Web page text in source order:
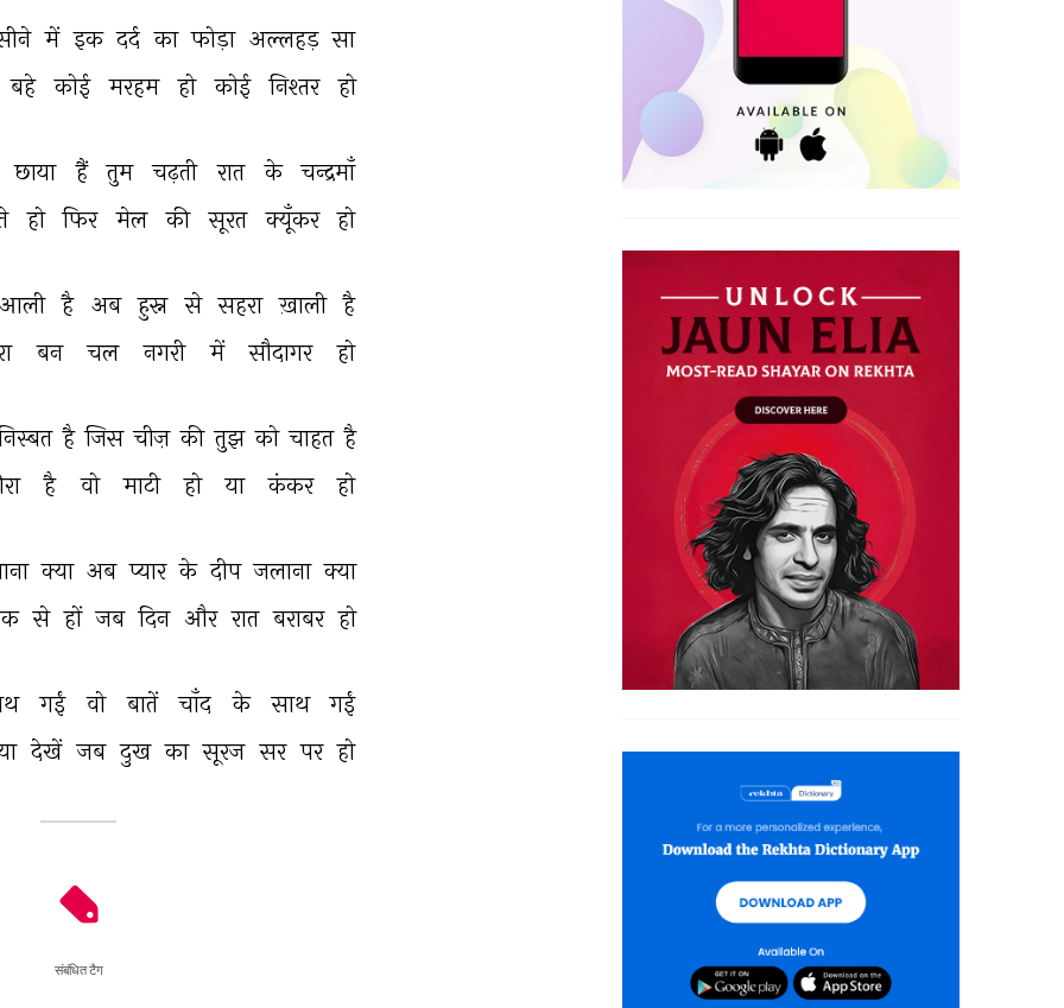
में इक दर्द का फोड़ा अल्लहड़ सा
बहे कोई मरहम हो कोई निश्तर हो
छाया हैं तुम चढ़ती रात के
चन्द्रमाँ
हो फिर मेल की सूरत क्यूँकर हो
है अब हुस्न से सहरा ख़ाली है
बन चल नगरी में सौदागर हो
है जिस चीज़ की तुझ को चाहत है
है वो माटी हो या कंकर हो
क्या अब प्यार के दीप जलाना क्या
से हों जब दिन और रात बराबर हो
गईं वो बातें चाँद के साथ
गईं
देखें जब दुख का सूरज सर पर हो
संबंधित टैग